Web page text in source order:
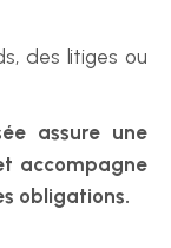
des litiges ou
assure une
accompagne
obligations.